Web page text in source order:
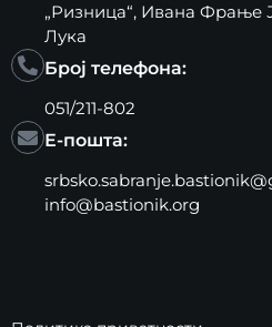
„Ризница“, Ивана Фрање
Лука
Број телефона:
051/211-802
Е-пошта:
info@bastionik.org